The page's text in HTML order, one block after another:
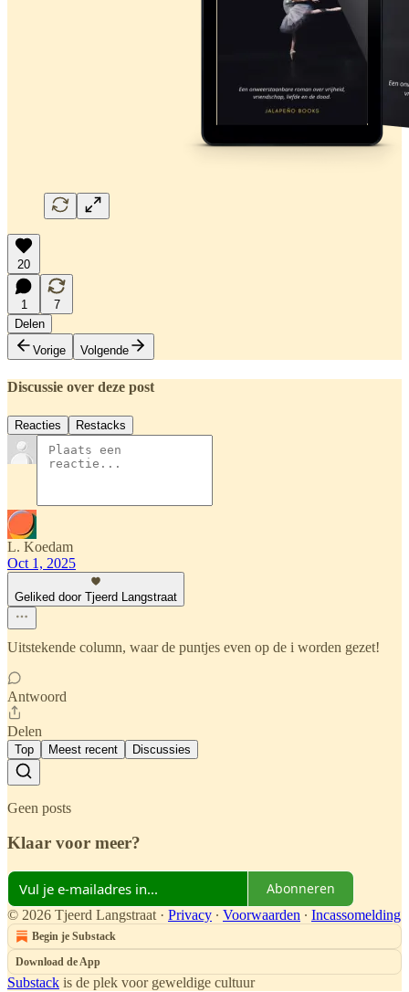
20
1
7
Delen
Vorige
Volgende
Discussie over deze post
Reacties Restacks
L. Koedam
Oct 1, 2025
Geliked door Tjeerd Langstraat
Uitstekende column, waar de puntjes even op de i worden gezet!
Antwoord
Delen
Top Meest recent Discussies
Geen posts
Klaar voor meer?
Abonneren
© 2026 Tjeerd Langstraat · Privacy ∙ Voorwaarden ∙ Incassomelding
Begin je Substack
Download de App
Substack is de plek voor geweldige cultuur